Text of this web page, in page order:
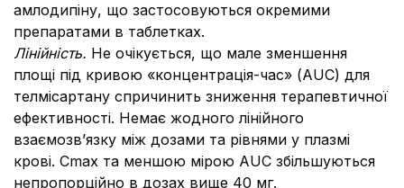
амлодипіну, що застосовуються окремими
препаратами в таблетках.
Лінійність. Не очікується, що мале зменшення
площі під кривою «концентрація-час» (AUC) для
телмісартану спричинить зниження терапевтичної
ефективності. Немає жодного лінійного
взаємозв’язку між дозами та рівнями у плазмі
крові. Cmax та меншою мірою AUC збільшуються
непропорційно в дозах вище 40 мг.